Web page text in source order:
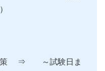
政策 ⇒ ～試験日ま